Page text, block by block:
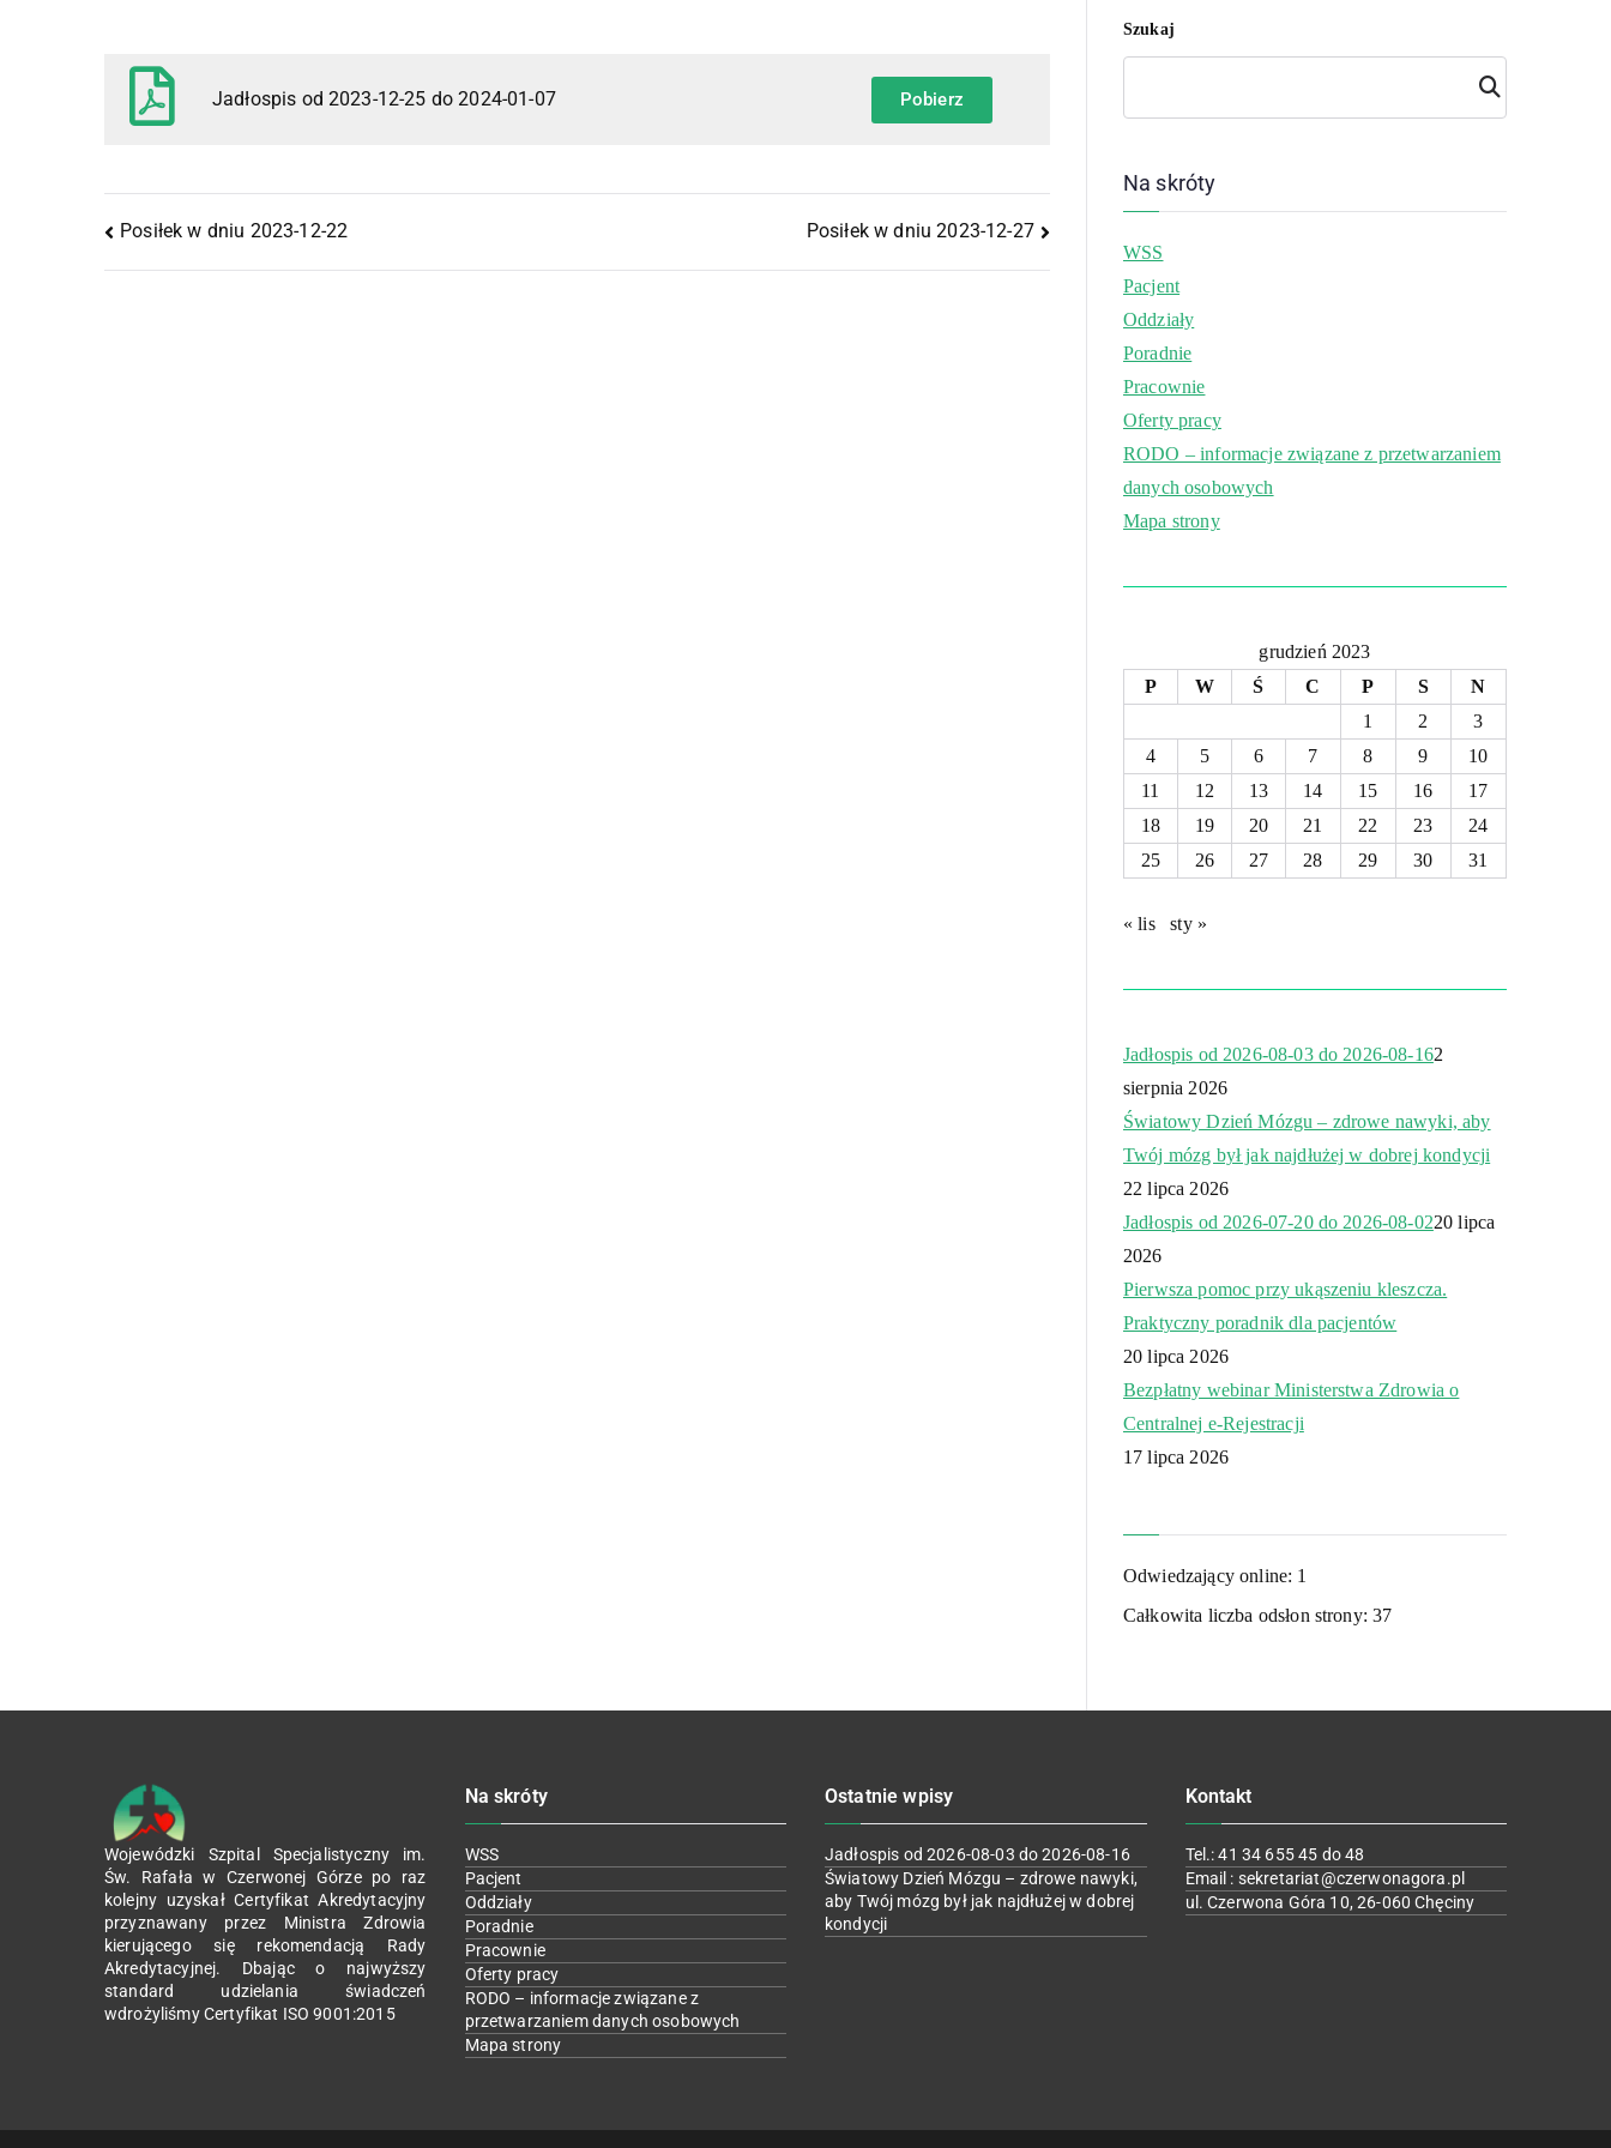
Jadłospis od 2023-12-25 do 2024-01-07 Pobierz
Posiłek w dniu 2023-12-22 Posiłek w dniu 2023-12-27
Szukaj
Szuk
aj
Na skróty
WSS
Pacjent
Oddziały
Poradnie
Pracownie
Oferty pracy
RODO – informacje związane z przetwarzaniem
danych osobowych
Mapa strony
grudzień 2023
P
W Ś C P S
N
1
2
3
4
5 6 7 8 9
10
11
12 13 14 15 16
17
18
19 20 21 22 23
24
25
26 27 28 29 30 31
« lis sty »
Jadłospis od 2026-08-03 do 2026-08-162
sierpnia 2026
Światowy Dzień Mózgu – zdrowe nawyki, aby
Twój mózg był jak najdłużej w dobrej kondycji
22 lipca 2026
Jadłospis od 2026-07-20 do 2026-08-0220 lipca
2026
Pierwsza pomoc przy ukąszeniu kleszcza.
Praktyczny poradnik dla pacjentów
20 lipca 2026
Bezpłatny webinar Ministerstwa Zdrowia o
Centralnej e-Rejestracji
17 lipca 2026
Odwiedzający online: 1
Całkowita liczba odsłon strony:37
Wojewódzki Szpital Specjalistyczny im.
Św. Rafała w Czerwonej Górze po raz
kolejny uzyskał Certyfikat Akredytacyjny
przyznawany przez Ministra Zdrowia
kierującego się rekomendacją Rady
Akredytacyjnej. Dbając o najwyższy
standard udzielania świadczeń
wdrożyliśmy Certyfikat ISO 9001:2015
Na skróty
WSS
Pacjent
Oddziały
Poradnie
Pracownie
Oferty pracy
RODO – informacje związane z
przetwarzaniem danych osobowych
Mapa strony
Ostatnie wpisy
Jadłospis od 2026-08-03 do 2026-08-16
Światowy Dzień Mózgu – zdrowe nawyki,
aby Twój mózg był jak najdłużej w dobrej
kondycji
Kontakt
Tel.: 41 34 655 45 do 48
Email : sekretariat@czerwonagora.pl
ul. Czerwona Góra 10, 26-060 Chęciny